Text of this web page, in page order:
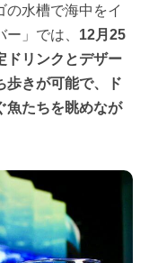
の水槽で海中をイ
」では、 12月25
ドリンクとデザー
歩きが可能で、ド
魚たちを眺めなが